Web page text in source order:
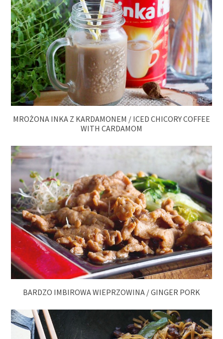
MROŻONA INKA Z KARDAMONEM / ICED CHICORY COFFEE
WITH CARDAMOM
BARDZO IMBIROWA WIEPRZOWINA / GINGER PORK